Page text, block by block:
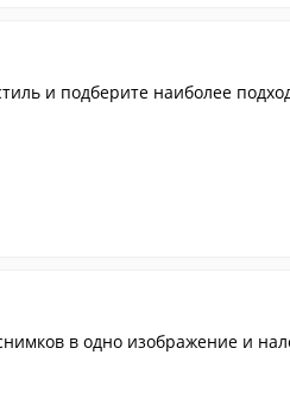
и подберите наиболее
в одно изображение и